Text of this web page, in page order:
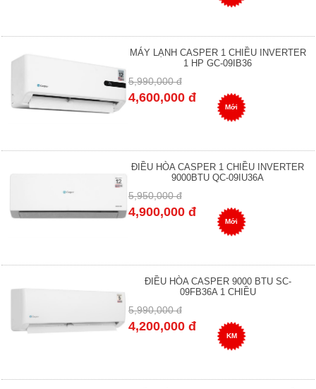
MÁY LẠNH CASPER 1 CHIỀU INVERTER
1 HP GC-09IB36
5,990,000 đ
4,600,000 đ
Mới
ĐIỀU HÒA CASPER 1 CHIỀU INVERTER
9000BTU QC-09IU36A
5,950,000 đ
4,900,000 đ
Mới
ĐIỀU HÒA CASPER 9000 BTU SC-
09FB36A 1 CHIỀU
5,990,000 đ
4,200,000 đ
KM